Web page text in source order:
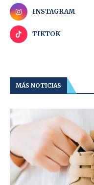
INSTAGRAM
TIKTOK
MÁS NOTICIAS